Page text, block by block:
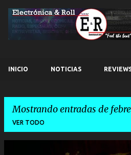
Ir al contenido
INICIO NOTICIAS
Mostrando entradas de
VER TODO